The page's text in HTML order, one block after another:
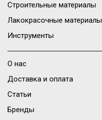
Строительные материалы
Лакокрасочные материалы
Инструменты
О нас
Доставка и оплата
Статьи
Бренды